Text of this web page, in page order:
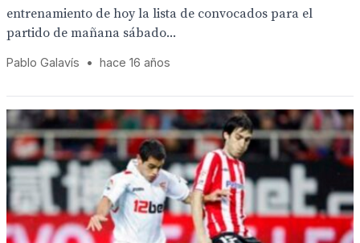
entrenamiento de hoy la lista de convocados para el
partido de mañana sábado...
Pablo Galavís • hace 16 años